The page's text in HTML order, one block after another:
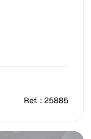
Réf. : 25885